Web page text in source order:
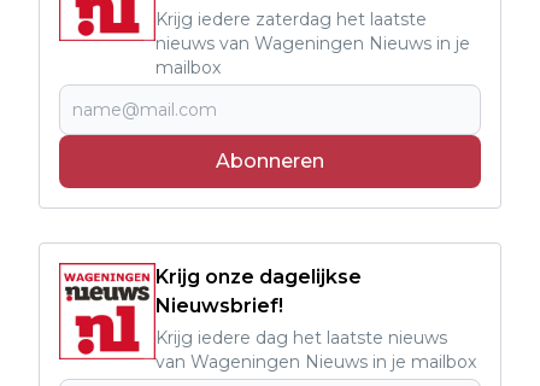
Krijg iedere zaterdag het laatste
nieuws van Wageningen Nieuws in je
mailbox
Abonneren
Krijg onze dagelijkse
Nieuwsbrief!
Krijg iedere dag het laatste nieuws
van Wageningen Nieuws in je mailbox